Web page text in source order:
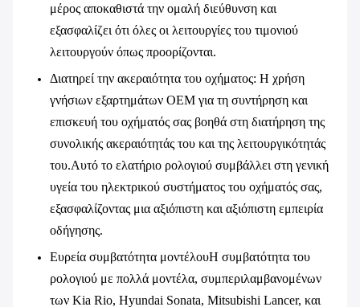
μέρος αποκαθιστά την ομαλή διεύθυνση και
εξασφαλίζει ότι όλες οι λειτουργίες του τιμονιού
λειτουργούν όπως προορίζονται.
Διατηρεί την ακεραιότητα του οχήματος: Η χρήση
γνήσιων εξαρτημάτων OEM για τη συντήρηση και
επισκευή του οχήματός σας βοηθά στη διατήρηση της
συνολικής ακεραιότητάς του και της λειτουργικότητάς
του.Αυτό το ελατήριο ρολογιού συμβάλλει στη γενική
υγεία του ηλεκτρικού συστήματος του οχήματός σας,
εξασφαλίζοντας μια αξιόπιστη και αξιόπιστη εμπειρία
οδήγησης.
Ευρεία συμβατότητα μοντέλουΗ συμβατότητα του
ρολογιού με πολλά μοντέλα, συμπεριλαμβανομένων
των Kia Rio, Hyundai Sonata, Mitsubishi Lancer, και